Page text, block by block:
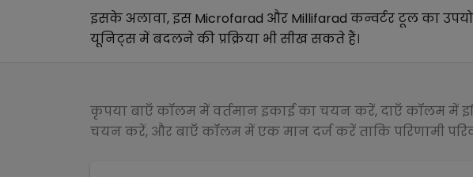
इसके अलावा, इस Microfarad और Millifarad कन्वर्टर टूल का
यूनिट्स में बदलने की प्रक्रिया भी सीख सकते हैं।
कृपया बाएँ कॉलम में वर्तमान इकाई का चयन करें, दाएँ कॉलम में
चयन करें, और बाएँ कॉलम में एक मान दर्ज करें ताकि परिणामी